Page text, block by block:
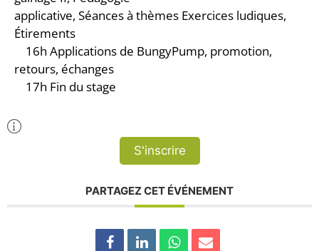
applicative, Séances à thèmes Exercices ludiques,
Étirements
16h Applications de BungyPump, promotion,
retours, échanges
17h Fin du stage
S'inscrire
PARTAGEZ CET ÉVÉNEMENT